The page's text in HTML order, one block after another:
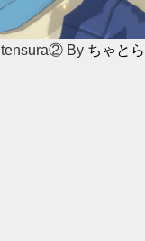
tensura② By ちゃとら